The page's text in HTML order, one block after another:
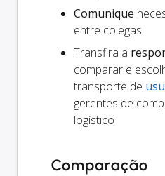
Comunique
entre colegas
Transfira a
comparar e
transporte de
gerentes de
logístico
Comparação